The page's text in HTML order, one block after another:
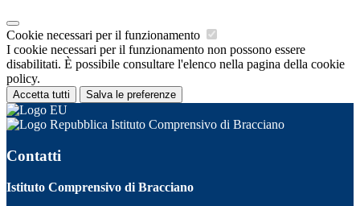
Cookie necessari per il funzionamento
I cookie necessari per il funzionamento non possono essere
disabilitati. È possibile consultare l'elenco nella pagina della cookie
policy.
Accetta tutti Salva le preferenze
Istituto Comprensivo di Bracciano
Contatti
Istituto Comprensivo di Bracciano